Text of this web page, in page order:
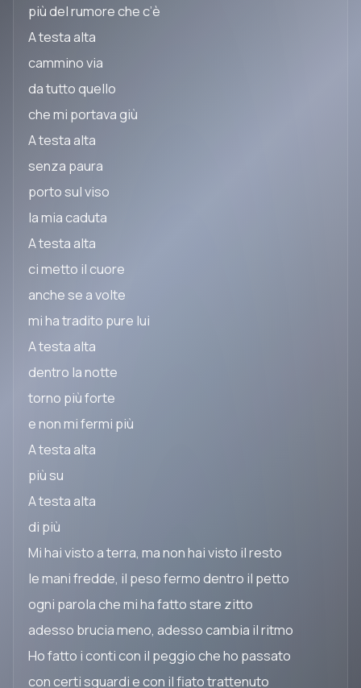
più del rumore che c’è
A testa alta
cammino via
da tutto quello
che mi portava giù
A testa alta
senza paura
porto sul viso
la mia caduta
A testa alta
ci metto il cuore
anche se a volte
mi ha tradito pure lui
A testa alta
dentro la notte
torno più forte
e non mi fermi più
A testa alta
più su
A testa alta
di più
Mi hai visto a terra, ma non hai visto il resto
le mani fredde, il peso fermo dentro il petto
ogni parola che mi ha fatto stare zitto
adesso brucia meno, adesso cambia il ritmo
Ho fatto i conti con il peggio che ho passato
con certi sguardi e con il fiato trattenuto